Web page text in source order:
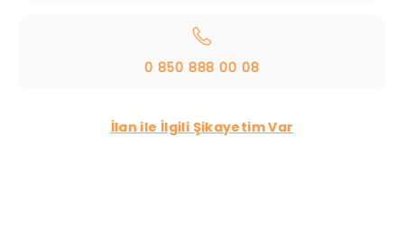
0 850 888 00 08
İlan ile İlgili Şikayetim Var